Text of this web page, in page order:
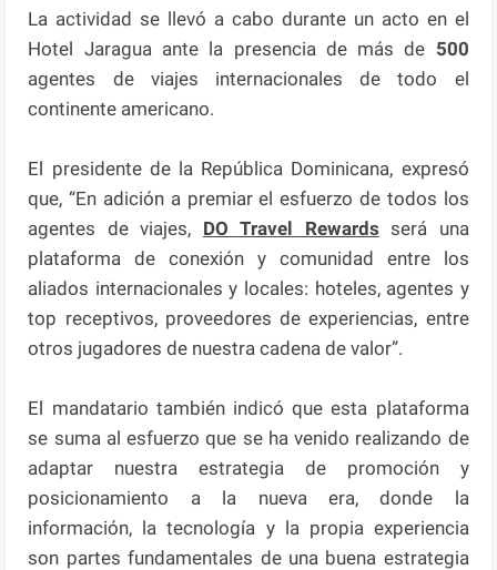
La actividad se llevó a cabo durante un acto en el
Hotel Jaragua ante la presencia de más de 500
agentes de viajes internacionales de todo el
continente americano.
El presidente de la República Dominicana, expresó
que, “En adición a premiar el esfuerzo de todos los
agentes de viajes, DO Travel Rewards será una
plataforma de conexión y comunidad entre los
aliados internacionales y locales: hoteles, agentes y
top receptivos, proveedores de experiencias, entre
otros jugadores de nuestra cadena de valor”.
El mandatario también indicó que esta plataforma
se suma al esfuerzo que se ha venido realizando de
adaptar nuestra estrategia de promoción y
posicionamiento a la nueva era, donde la
información, la tecnología y la propia experiencia
son partes fundamentales de una buena estrategia